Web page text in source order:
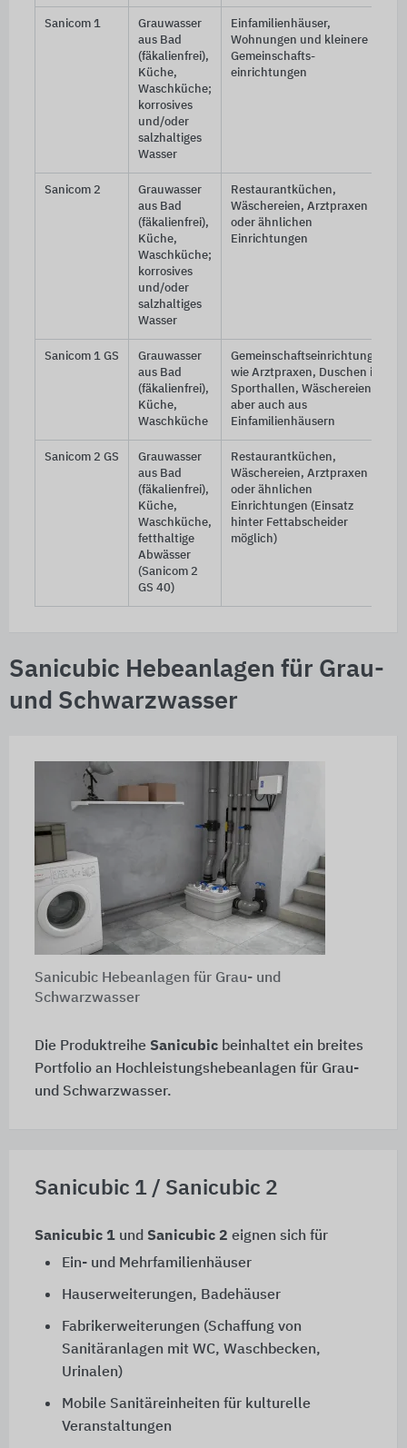
Sanicom 1
Grauwasser
aus Bad
(fäkalienfrei),
Küche,
Waschküche;
korrosives
und/oder
salzhaltiges
Wasser
Einfamilienhäuser,
Wohnungen und kleinere
Gemeinschafts-
einrichtungen
Sanicom 2
Grauwasser
aus Bad
(fäkalienfrei),
Küche,
Waschküche;
korrosives
und/oder
salzhaltiges
Wasser
Restaurantküchen,
Wäschereien, Arztpraxen
oder ähnlichen
Einrichtungen
Sanicom 1 GS
Grauwasser
aus Bad
(fäkalienfrei),
Küche,
Waschküche
Gemeinschaftseinrichtungen
wie Arztpraxen, Duschen in
Sporthallen, Wäschereien
aber auch aus
Einfamilienhäusern
Sanicom 2 GS
Grauwasser
aus Bad
(fäkalienfrei),
Küche,
Waschküche,
fetthaltige
Abwässer
(Sanicom 2
GS 40)
Restaurantküchen,
Wäschereien, Arztpraxen
oder ähnlichen
Einrichtungen (Einsatz
hinter Fettabscheider
möglich)
Sanicubic Hebeanlagen für Grau-
und Schwarzwasser
Sanicubic Hebeanlagen für Grau- und
Schwarzwasser
Die Produktreihe Sanicubicbeinhaltet ein breites
Portfolio an Hochleistungshebeanlagen für Grau-
und Schwarzwasser.
Sanicubic 1 / Sanicubic 2
Sanicubic 1und Sanicubic 2 eignen sich für
Ein- und Mehrfamilienhäuser
Hauserweiterungen, Badehäuser
Fabrikerweiterungen (Schaffung von
Sanitäranlagen mit WC, Waschbecken,
Urinalen)
Mobile Sanitäreinheiten für kulturelle
Veranstaltungen